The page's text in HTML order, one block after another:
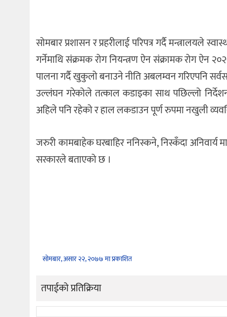
सोमबार प्रशासन र प्रहरीलाई परिपत्र गर्दै मन्त्रालयले
गर्नेमाथि संक्रमक रोग नियन्त्रण ऐन संक्रामक रोग ऐन
पालना गर्दै खुकुलो बनाउने नीति अबलम्वन गरिएपनि
उल्लंघन गरेकोले तत्काल कडाइका साथ पछिल्लो
अहिले पनि रहेको र हाल लकडाउन पूर्ण रुपमा नखुली
जरुरी कामबाहेक घरबाहिर ननिस्कने, निस्कँदा अनिवार्य
सरकारले बताएको छ ।
सोमबार, असार २२, २०७७ मा प्रकाशित
तपाईको प्रतिक्रिया